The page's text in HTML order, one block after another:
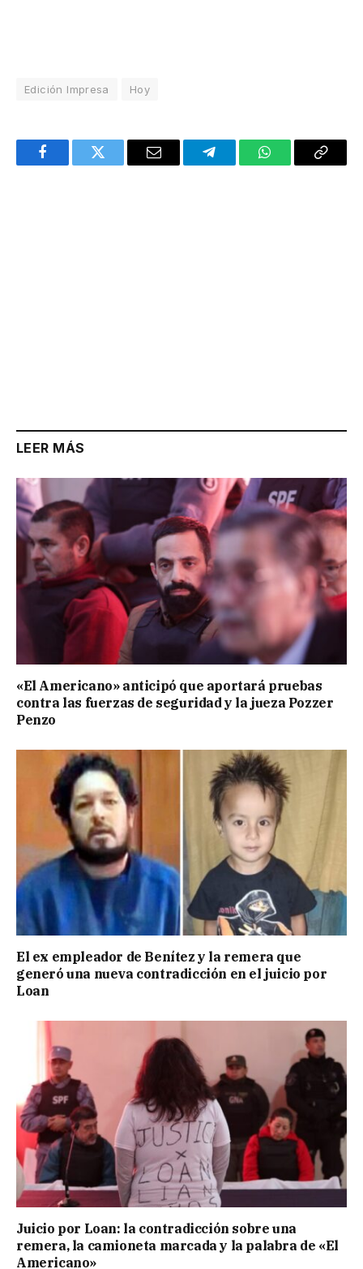
Edición Impresa Hoy
FacebookTwitter Email TelegramWhatsAppCopy
LEER MÁS
«El Americano» anticipó que aportará pruebas
contra las fuerzas de seguridad y la jueza Pozzer
Penzo
El ex empleador de Benítez y la remera que
generó una nueva contradicción en el juicio por
Loan
Juicio por Loan: la contradicción sobre una
remera, la camioneta marcada y la palabra de «El
Americano»